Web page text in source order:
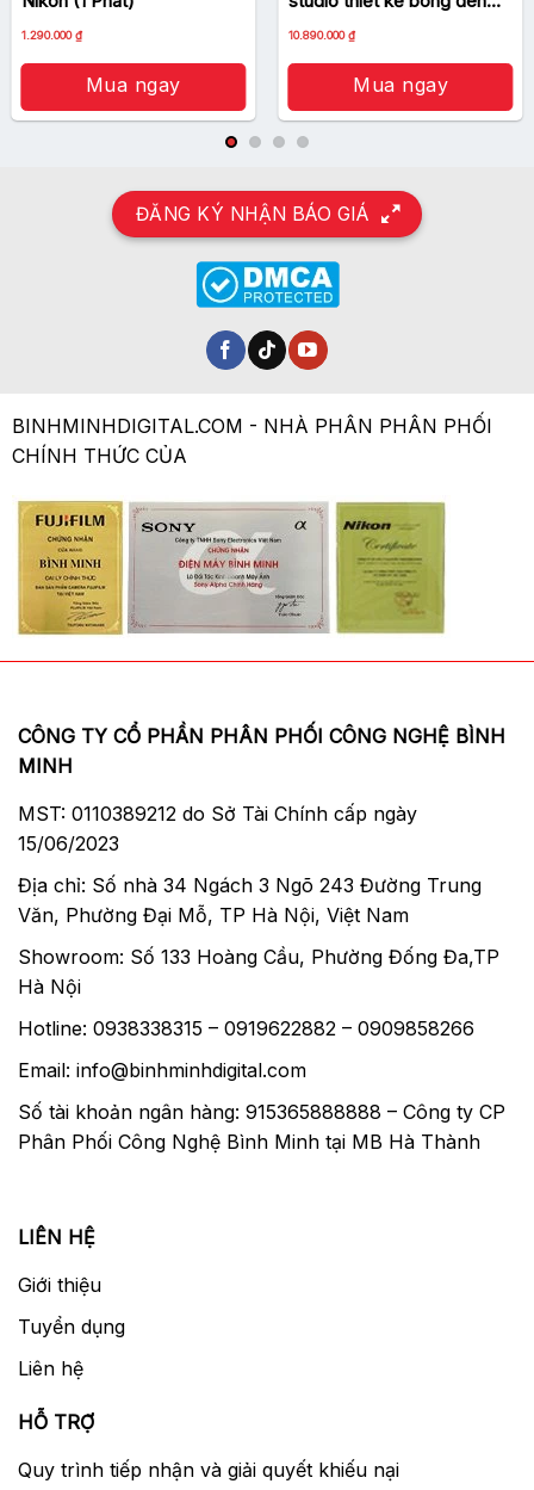
Giá
là:
1.500.000 ₫.
1.290.000₫Giá
hiện
tại
là:
1.290.000 ₫.
Mua ngay
10.890.000₫
Mua ngay
ĐĂNG KÝ NHẬN BÁO GIÁ
BINHMINHDIGITAL.COM - NHÀ PHÂN PHÂN PHỐI
CHÍNH THỨC CỦA
CÔNG TY CỔ PHẦN PHÂN PHỐI CÔNG NGHỆ BÌNH
MINH
MST: 0110389212 do Sở Tài Chính cấp ngày
15/06/2023
Địa chỉ: Số nhà 34 Ngách 3 Ngõ 243 Đường Trung
Văn, Phường Đại Mỗ, TP Hà Nội, Việt Nam
Showroom: Số 133 Hoàng Cầu, Phường Đống Đa,TP
Hà Nội
Hotline: 0938338315 – 0919622882 – 0909858266
Email: info@binhminhdigital.com
Số tài khoản ngân hàng: 915365888888 – Công ty CP
Phân Phối Công Nghệ Bình Minh tại MB Hà Thành
LIÊN HỆ
Giới thiệu
Tuyển dụng
Liên hệ
HỖ TRỢ
Quy trình tiếp nhận và giải quyết khiếu nại